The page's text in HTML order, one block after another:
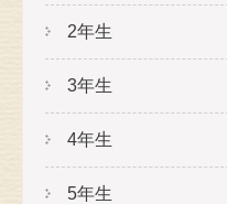
2年生
3年生
4年生
5年生